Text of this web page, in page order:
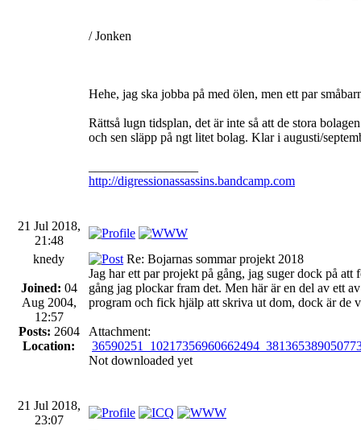
/ Jonken
Hehe, jag ska jobba på med ölen, men ett par
Rättså lugn tidsplan, det är inte så att de stora
och sen släpp på ngt litet bolag. Klar i augusti/
http://digressionassassins.bandcamp.com
21 Jul 2018,
21:48
knedy
Joined: 04
Aug 2004,
12:57
Posts: 2604
Location:
Re: Bojarnas sommar projekt 2018
Jag har ett par projekt på gång, jag suger dock på
gång jag plockar fram det. Men här är en del av ett
program och fick hjälp att skriva ut dom, dock är de
Attachment:
Not downloaded yet
21 Jul 2018,
23:07